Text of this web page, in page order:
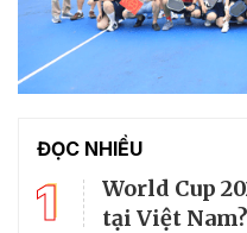
ĐỌC NHIỀU
1
World Cup
tại Việt Nam?